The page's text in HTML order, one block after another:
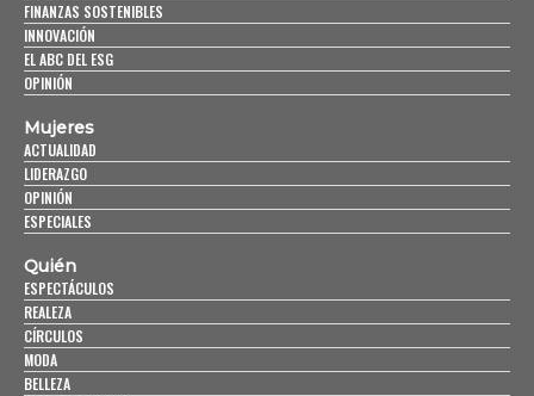
FINANZAS SOSTENIBLES
INNOVACIÓN
EL ABC DEL ESG
OPINIÓN
Mujeres
ACTUALIDAD
LIDERAZGO
OPINIÓN
ESPECIALES
Quién
ESPECTÁCULOS
REALEZA
CÍRCULOS
MODA
BELLEZA